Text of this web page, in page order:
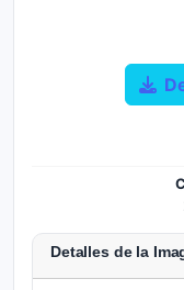
Detalles de la